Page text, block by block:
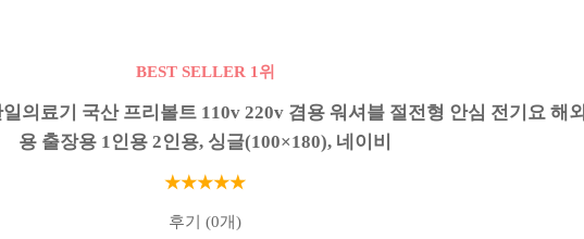
BEST SELLER 1위
의료기 국산 프리볼트 110v 220v 겸용 워셔블 절전형 안심 전기요 해외
용 출장용 1인용 2인용, 싱글(100×180), 네이비
★★★★★
후기 (0개)